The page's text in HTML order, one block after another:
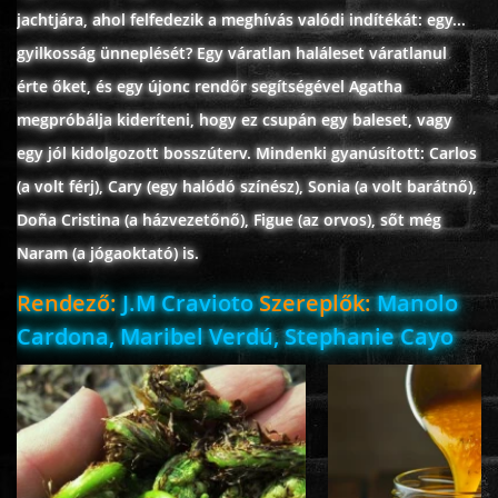
ÉLŐ ADÁSOK (LIVE)
SOROZAT
KARÁCSONYI FILMEK
PC-GAME
jachtjára, ahol felfedezik a meghívás valódi indítékát: egy...
gyilkosság ünneplését? Egy váratlan haláleset váratlanul
érte őket, és egy újonc rendőr segítségével Agatha
megpróbálja kideríteni, hogy ez csupán egy baleset, vagy
egy jól kidolgozott bosszúterv. Mindenki gyanúsított: Carlos
(a volt férj), Cary (egy halódó színész), Sonia (a volt barátnő),
Doña Cristina (a házvezetőnő), Figue (az orvos), sőt még
Naram (a jógaoktató) is.
Rendező:J.M CraviotoSzereplők:Manolo
Cardona, Maribel Verdú, Stephanie Cayo